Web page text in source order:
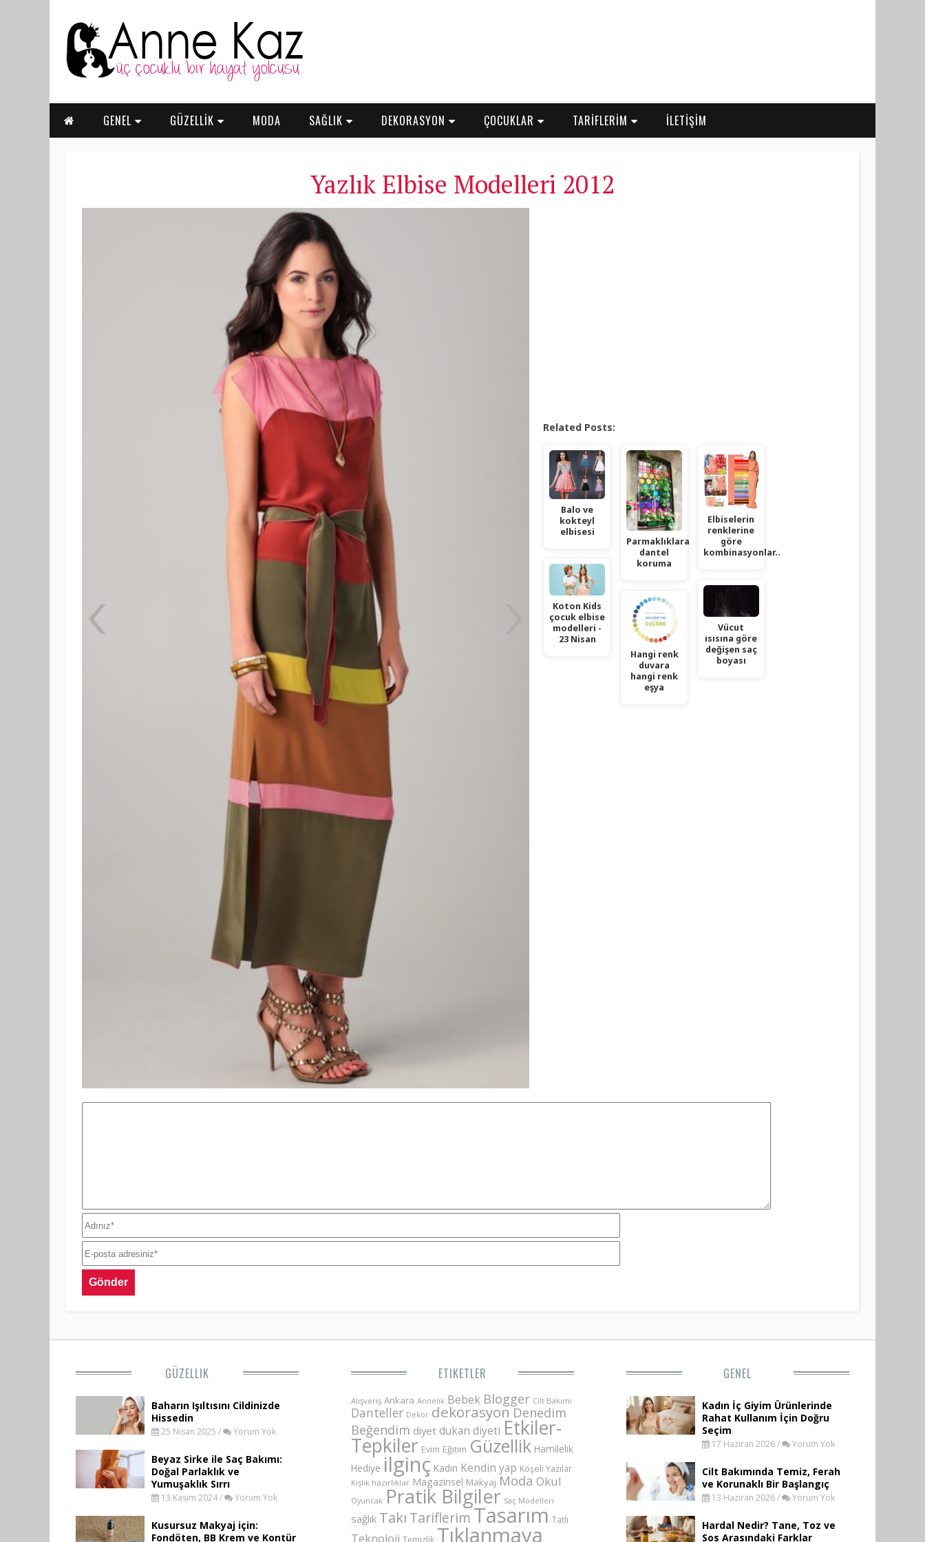
GENEL GÜZELLİK MODA SAĞLIK DEKORASYON ÇOCUKLAR TARİFLERİM İLETİŞİM
Yazlık Elbise Modelleri 2012
Related Posts:
Balo ve
kokteyl
elbisesi
Koton Kids
çocuk elbise
modelleri -
23 Nisan
Parmaklıklara
dantel
koruma
Hangi renk
duvara
hangi renk
eşya
Elbiselerin
renklerine
göre
kombinasyonlar..
Vücut
ısısına göre
değişen saç
boyası
GÜZELLIK
Baharın Işıltısını Cildinizde
Hissedin
25 Nisan 2025 / Yorum Yok
Beyaz Sirke ile Saç Bakımı:
Doğal Parlaklık ve
Yumuşaklık Sırrı
13 Kasım 2024 / Yorum Yok
Kusursuz Makyaj için:
Fondöten, BB Krem ve Kontür
ETIKETLER
Alışveriş Ankara Annelik Bebek Blogger Cilt Bakımı
Danteller Dekor dekorasyon Denedim
Beğendim diyet dukan diyeti Etkiler-
Tepkiler Evim Eğitim Güzellik Hamilelik
Hediye ilginç Kadın Kendin yap Köşeli Yazılar
Kışlık hazırlıklar Magazinsel Makyaj Moda Okul
Oyuncak Pratik Bilgiler Saç Modelleri
sağlık Takı Tariflerim Tasarım Tatlı
Teknoloji Tıklanmaya
GENEL
Kadın İç Giyim Ürünlerinde
Rahat Kullanım İçin Doğru
Seçim
17 Haziran 2026 / Yorum Yok
Cilt Bakımında Temiz, Ferah
ve Korunaklı Bir Başlangıç
13 Haziran 2026 / Yorum Yok
Hardal Nedir? Tane, Toz ve
Sos Arasındaki Farklar